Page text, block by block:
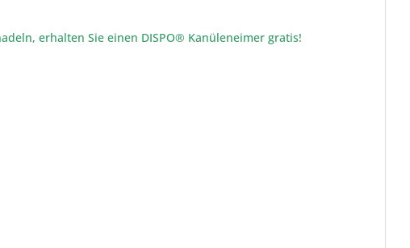
erhalten Sie einen DISPO® Kanüleneimer gratis!